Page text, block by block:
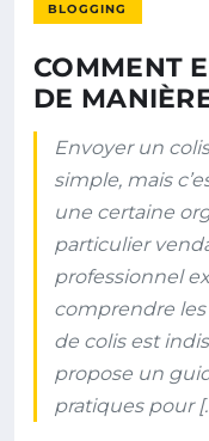
BLOGGING
COMMENT
DE
Envoyer un
simple, mais
une certaine
particulier
professionnel
comprendre les
de colis est
propose un
pratiques pour